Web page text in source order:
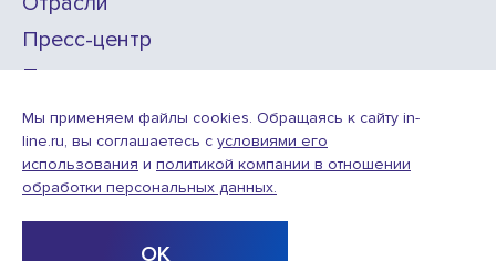
Пресс-центр
Проекты
Карьера
ИТ-аккредитация
Условия использования веб-сайта
Мы применяем файлы cookies. Обращаясь к сайту in-
line.ru, вы соглашаетесь с условиями его
использования и политикой компании в отношении
обработки персональных данных.
ОК